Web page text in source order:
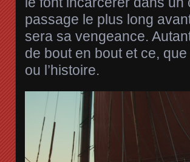
passage le plus long
sera sa vengeance.
de bout en bout et ce,
ou l’histoire.